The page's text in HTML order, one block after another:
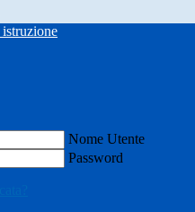
Nome Utente
Password